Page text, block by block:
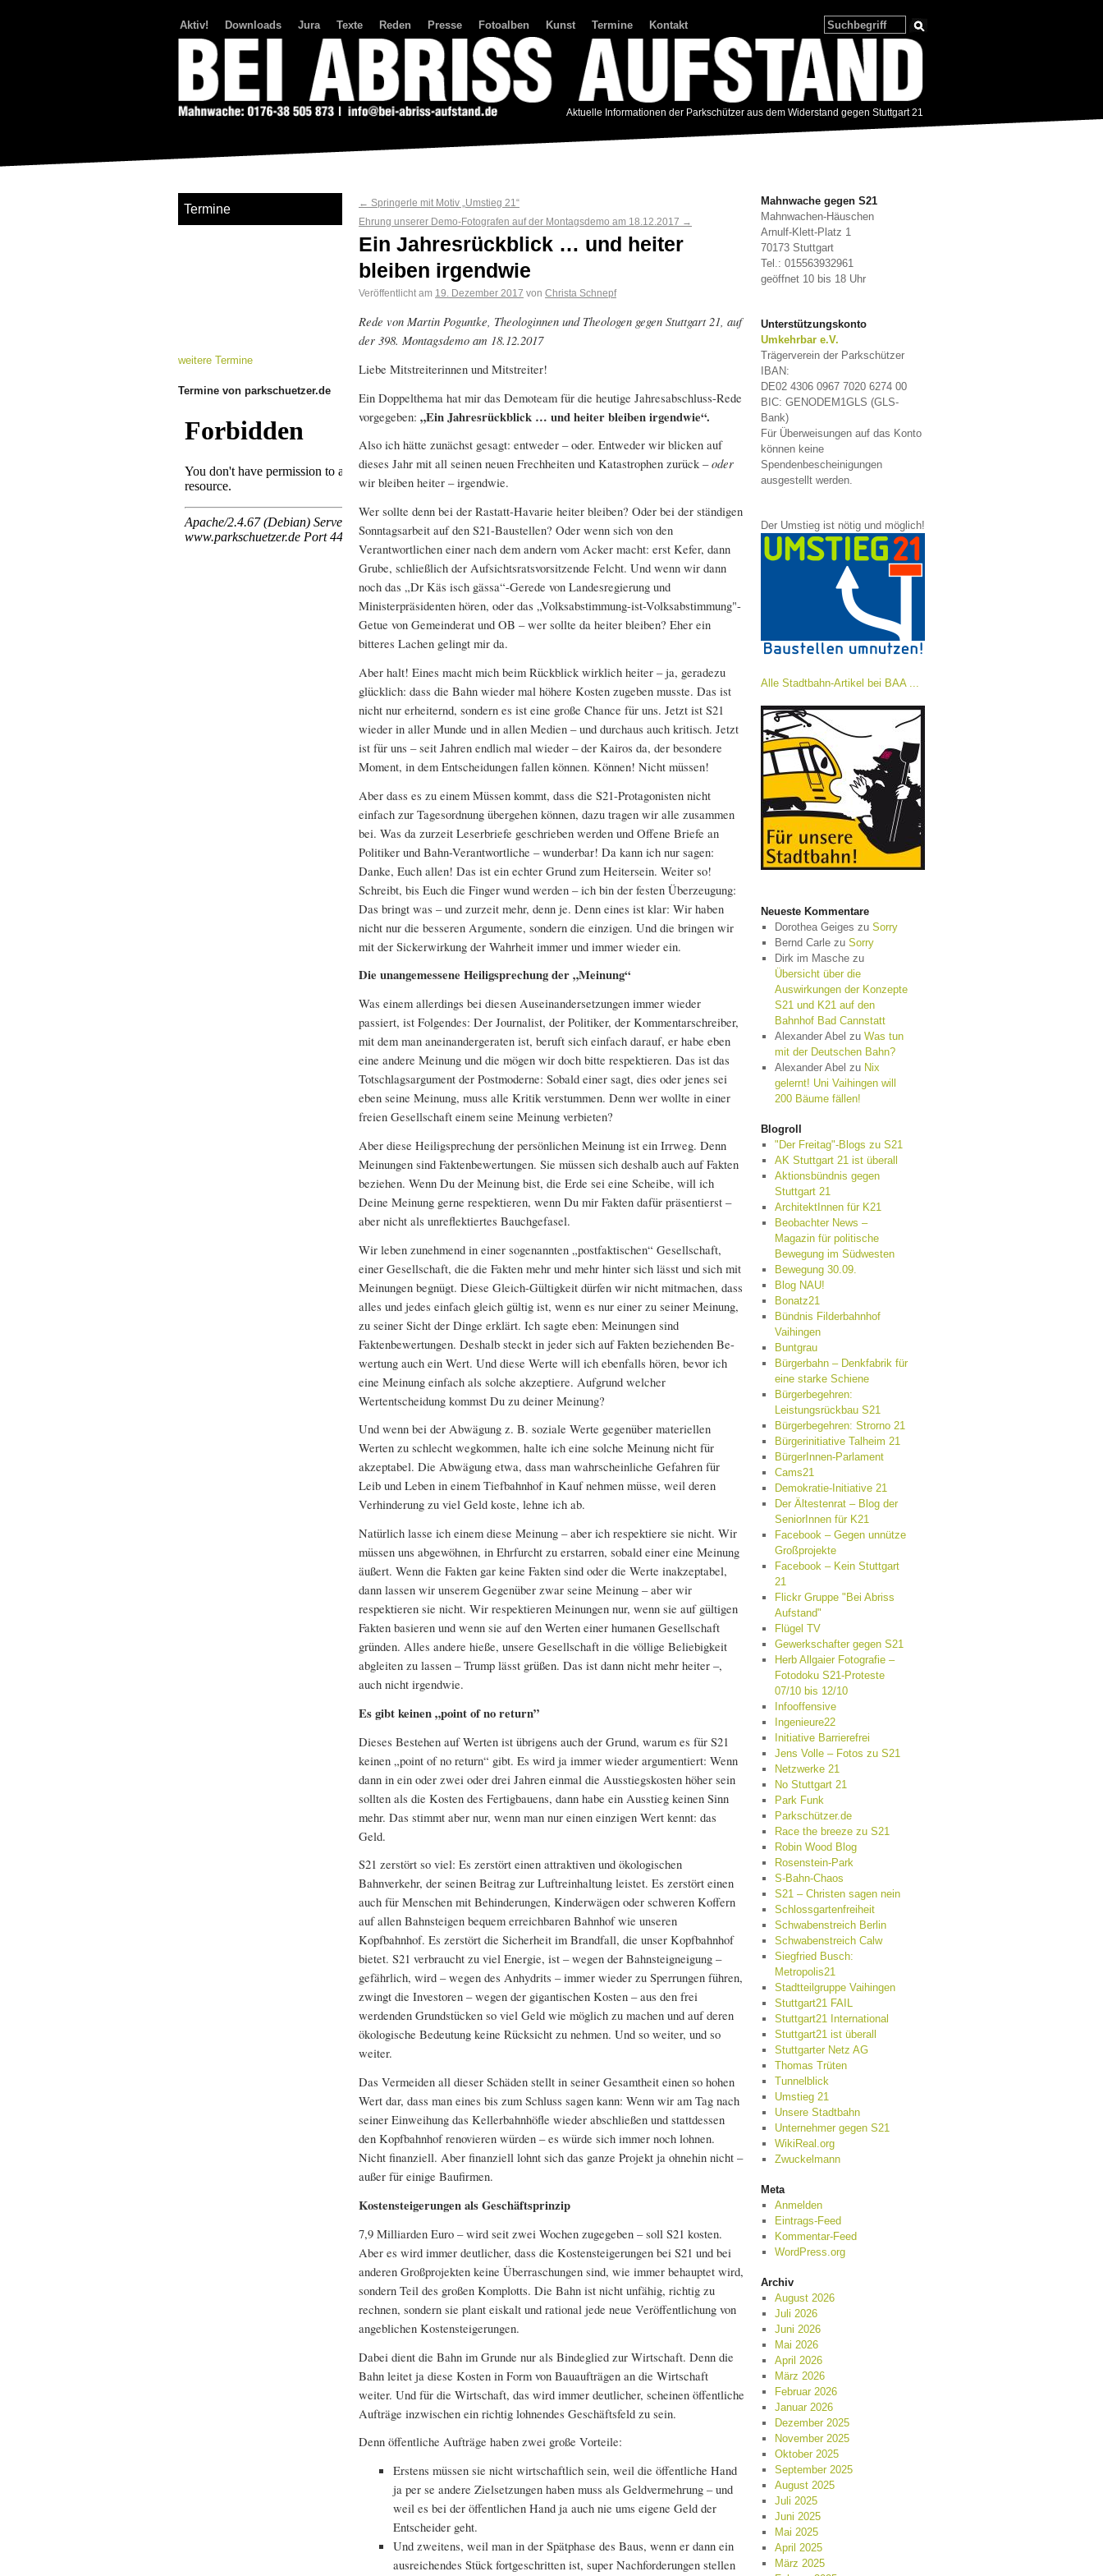
Aktiv! Downloads Jura Texte Reden Presse Fotoalben Kunst Termine Kontakt
Aktuelle Informationen der Parkschützer aus dem Widerstand gegen Stuttgart 21
← Springerle mit Motiv „Umstieg 21“
Ehrung unserer Demo-Fotografen auf der Montagsdemo am 18.12.2017 →
Ein Jahresrückblick … und heiter
bleiben irgendwie
Veröffentlicht am 19. Dezember 2017 von Christa Schnepf
Rede von Martin Poguntke, Theologinnen und Theologen gegen Stuttgart 21, auf
der 398. Montags­demo am 18.12.2017
Liebe Mitstreiterinnen und Mitstreiter!
Ein Doppelthema hat mir das Demoteam für die heutige Jahresabschluss-Rede
vorgegeben: „Ein Jahresrückblick … und heiter bleiben irgendwie“.
Also ich hätte zunächst gesagt: entweder – oder. Entweder wir blicken auf
dieses Jahr mit all seinen neuen Frechheiten und Katastrophen zurück –oder
wir bleiben heiter – irgendwie.
Wer sollte denn bei der Rastatt-Havarie heiter bleiben? Oder bei der ständigen
Sonntagsarbeit auf den S21-Baustellen? Oder wenn sich von den
Verantwortlichen einer nach dem andern vom Acker macht: erst Kefer, dann
Grube, schließlich der Aufsichtsratsvorsitzende Felcht. Und wenn wir dann
noch das „Dr Käs isch gässa“-Gerede von Landesregierung und
Ministerpräsidenten hören, oder das „Volksabstimmung-ist-Volksabstimmung"-
Getue von Gemeinderat und OB – wer sollte da heiter bleiben? Eher ein
bitteres Lachen gelingt mir da.
Aber halt! Eines macht mich beim Rückblick wirklich heiter – ja, geradezu
glücklich: dass die Bahn wieder mal höhere Kosten zugeben musste. Das ist
nicht nur erheiternd, sondern es ist eine große Chance für uns. Jetzt ist S21
wieder in aller Munde und in allen Medien – und durchaus auch kritisch. Jetzt
ist für uns – seit Jahren endlich mal wieder – der Kairos da, der besondere
Moment, in dem Entscheidungen fallen können. Können! Nicht müssen!
Aber dass es zu einem Müssen kommt, dass die S21-Protagonisten nicht
einfach zur Tagesordnung übergehen können, dazu tragen wir alle zusammen
bei. Was da zurzeit Leserbriefe geschrieben werden und Offene Briefe an
Politiker und Bahn-Verantwortliche – wunderbar! Da kann ich nur sagen:
Danke, Euch allen! Das ist ein echter Grund zum Heitersein. Weiter so!
Schreibt, bis Euch die Finger wund werden – ich bin der festen Überzeugung:
Das bringt was – und zurzeit mehr, denn je. Denn eines ist klar: Wir haben
nicht nur die besseren Argumente, sondern die einzigen. Und die bringen wir
mit der Sickerwirkung der Wahrheit immer und immer wieder ein.
Die unangemessene Heiligsprechung der „Meinung“
Was einem allerdings bei diesen Auseinandersetzungen immer wieder
passiert, ist Folgendes: Der Journalist, der Politiker, der Kommentarschreiber,
mit dem man aneinandergeraten ist, beruft sich einfach darauf, er habe eben
eine andere Meinung und die mögen wir doch bitte respektieren. Das ist das
Totschlagsargument der Postmoderne: Sobald einer sagt, dies oder jenes sei
eben seine Meinung, muss alle Kritik verstummen. Denn wer wollte in einer
freien Gesellschaft einem seine Meinung verbieten?
Aber diese Heiligsprechung der persönlichen Meinung ist ein Irrweg. Denn
Meinungen sind Faktenbewertungen. Sie müssen sich deshalb auch auf Fakten
beziehen. Wenn Du der Meinung bist, die Erde sei eine Scheibe, will ich
Deine Meinung gerne respektieren, wenn Du mir Fakten dafür präsentierst –
aber nicht als unreflektiertes Bauchgefasel.
Wir leben zunehmend in einer sogenannten „postfaktischen“ Gesellschaft,
einer Gesellschaft, die die Fakten mehr und mehr hinter sich lässt und sich mit
Meinungen begnügt. Diese Gleich-Gültigkeit dürfen wir nicht mitmachen, dass
alles und jedes einfach gleich gültig ist, wenn es nur einer zu seiner Meinung,
zu seiner Sicht der Dinge erklärt. Ich sagte eben: Meinungen sind
Faktenbewertungen. Deshalb steckt in jeder sich auf Fakten beziehenden Be-
wertung auch ein Wert. Und diese Werte will ich ebenfalls hören, bevor ich
eine Meinung einfach als solche akzeptiere. Aufgrund welcher
Wertentscheidung kommst Du zu deiner Meinung?
Und wenn bei der Abwägung z. B. soziale Werte gegenüber materiellen
Werten zu schlecht wegkommen, halte ich eine solche Meinung nicht für
akzeptabel. Die Abwägung etwa, dass man wahrscheinliche Gefahren für
Leib und Leben in einem Tiefbahnhof in Kauf nehmen müsse, weil deren
Verhinderung zu viel Geld koste, lehne ich ab.
Natürlich lasse ich einem diese Meinung – aber ich respektiere sie nicht. Wir
müssen uns abgewöhnen, in Ehrfurcht zu erstarren, sobald einer eine Meinung
äußert. Wenn die Fakten gar keine Fakten sind oder die Werte inakzeptabel,
dann lassen wir unserem Gegenüber zwar seine Meinung – aber wir
respektieren sie nicht. Wir respektieren Meinungen nur, wenn sie auf gültigen
Fakten basieren und wenn sie auf den Werten einer humanen Gesellschaft
gründen. Alles andere hieße, unsere Gesellschaft in die völlige Beliebigkeit
abgleiten zu lassen – Trump lässt grüßen. Das ist dann nicht mehr heiter –,
auch nicht irgendwie.
Es gibt keinen „point of no return”
Dieses Bestehen auf Werten ist übrigens auch der Grund, warum es für S21
keinen „point of no return“ gibt. Es wird ja immer wieder argumentiert: Wenn
dann in ein oder zwei oder drei Jahren einmal die Ausstiegskosten höher sein
sollten als die Kosten des Fertigbauens, dann habe ein Ausstieg keinen Sinn
mehr. Das stimmt aber nur, wenn man nur einen einzigen Wert kennt: das
Geld.
S21 zerstört so viel: Es zerstört einen attraktiven und ökologischen
Bahnverkehr, der seinen Beitrag zur Luftreinhaltung leistet. Es zerstört einen
auch für Menschen mit Behinderungen, Kinderwägen oder schweren Koffern
auf allen Bahnsteigen bequem erreichbaren Bahnhof wie unseren
Kopfbahnhof. Es zerstört die Sicherheit im Brandfall, die unser Kopfbahnhof
bietet. S21 verbraucht zu viel Energie, ist – wegen der Bahnsteigneigung –
gefährlich, wird – wegen des Anhydrits – immer wieder zu Sperrungen führen,
zwingt die Investoren – wegen der gigantischen Kosten – aus den frei
werdenden Grundstücken so viel Geld wie möglich zu machen und auf deren
ökologische Bedeutung keine Rücksicht zu nehmen. Und so weiter, und so
weiter.
Das Vermeiden all dieser Schäden stellt in seiner Gesamtheit einen so hohen
Wert dar, dass man eines bis zum Schluss sagen kann: Wenn wir am Tag nach
seiner Einweihung das Kellerbahnhöfle wieder abschließen und stattdessen
den Kopfbahnhof renovieren würden – es würde sich immer noch lohnen.
Nicht finanziell. Aber finanziell lohnt sich das ganze Projekt ja ohnehin nicht –
außer für einige Baufirmen.
Kostensteigerungen als Geschäftsprinzip
7,9 Milliarden Euro – wird seit zwei Wochen zugegeben – soll S21 kosten.
Aber es wird immer deutlicher, dass die Kostensteigerungen bei S21 und bei
anderen Großprojekten keine Überraschungen sind, wie immer behauptet wird,
sondern Teil des großen Komplotts. Die Bahn ist nicht unfähig, richtig zu
rechnen, sondern sie plant eiskalt und rational jede neue Veröffentlichung von
angeblichen Kostensteigerungen.
Dabei dient die Bahn im Grunde nur als Bindeglied zur Wirtschaft. Denn die
Bahn leitet ja diese Kosten in Form von Bauaufträgen an die Wirtschaft
weiter. Und für die Wirtschaft, das wird immer deutlicher, scheinen öffentliche
Aufträge inzwischen ein richtig lohnendes Geschäftsfeld zu sein.
Denn öffentliche Aufträge haben zwei große Vorteile:
Erstens müssen sie nicht wirtschaftlich sein, weil die öffentliche Hand
ja per se andere Zielsetzungen haben muss als Geldvermehrung – und
weil es bei der öffentlichen Hand ja auch nie ums eigene Geld der
Entscheider geht.
Und zweitens, weil man in der Spätphase des Baus, wenn er dann ein
ausreichendes Stück fortgeschritten ist, super Nachforderungen stellen
Termine
weitere Termine
Termine von parkschuetzer.de
Mahnwache gegen S21
Mahnwachen-Häuschen
Arnulf-Klett-Platz 1
70173 Stuttgart
Tel.: 015563932961
geöffnet 10 bis 18 Uhr
Unterstützungskonto
Umkehrbar e.V.
Trägerverein der Parkschützer
IBAN:
DE02 4306 0967 7020 6274 00
BIC: GENODEM1GLS (GLS-
Bank)
Für Überweisungen auf das Konto
können keine
Spendenbescheinigungen
ausgestellt werden.
Der Umstieg ist nötig und möglich!
Alle Stadtbahn-Artikel bei BAA ...
Neueste Kommentare
Dorothea Geiges zu Sorry
Bernd Carlezu Sorry
Dirk im Maschezu
Übersicht über die
Auswirkungen der Konzepte
S21 und K21 auf den
Bahnhof Bad Cannstatt
Alexander Abel zu Was tun
mit der Deutschen Bahn?
Alexander Abel zu Nix
gelernt! Uni Vaihingen will
200 Bäume fällen!
Blogroll
"Der Freitag"-Blogs zu S21
AK Stuttgart 21 ist überall
Aktionsbündnis gegen
Stuttgart 21
ArchitektInnen für K21
Beobachter News –
Magazin für politische
Bewegung im Südwesten
Bewegung 30.09.
Blog NAU!
Bonatz21
Bündnis Filderbahnhof
Vaihingen
Buntgrau
Bürgerbahn – Denkfabrik für
eine starke Schiene
Bürgerbegehren:
Leistungsrückbau S21
Bürgerbegehren: Strorno 21
Bürgerinitiative Talheim 21
BürgerInnen-Parlament
Cams21
Demokratie-Initiative 21
Der Ältestenrat – Blog der
SeniorInnen für K21
Facebook – Gegen unnütze
Großprojekte
Facebook – Kein Stuttgart
21
Flickr Gruppe "Bei Abriss
Aufstand"
Flügel TV
Gewerkschafter gegen S21
Herb Allgaier Fotografie –
Fotodoku S21-Proteste
07/10 bis 12/10
Infooffensive
Ingenieure22
Initiative Barrierefrei
Jens Volle – Fotos zu S21
Netzwerke 21
No Stuttgart 21
Park Funk
Parkschützer.de
Race the breeze zu S21
Robin Wood Blog
Rosenstein-Park
S-Bahn-Chaos
S21 – Christen sagen nein
Schlossgartenfreiheit
Schwabenstreich Berlin
Schwabenstreich Calw
Siegfried Busch:
Metropolis21
Stadtteilgruppe Vaihingen
Stuttgart21 FAIL
Stuttgart21 International
Stuttgart21 ist überall
Stuttgarter Netz AG
Thomas Trüten
Tunnelblick
Umstieg 21
Unsere Stadtbahn
Unternehmer gegen S21
WikiReal.org
Zwuckelmann
Meta
Anmelden
Eintrags-Feed
Kommentar-Feed
WordPress.org
Archiv
August 2026
Juli 2026
Juni 2026
Mai 2026
April 2026
März 2026
Februar 2026
Januar 2026
Dezember 2025
November 2025
Oktober 2025
September 2025
August 2025
Juli 2025
Juni 2025
Mai 2025
April 2025
März 2025